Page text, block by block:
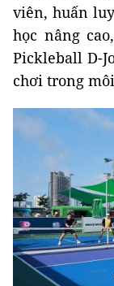
viên, huấn
học nâng
Pickleball D-
chơi trong